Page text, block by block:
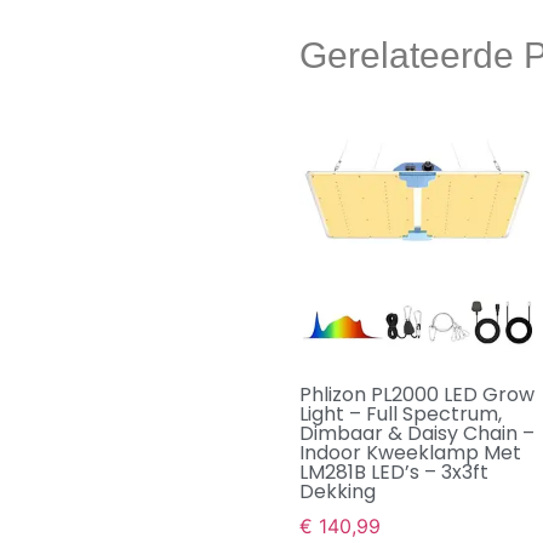
Gerelateerde
Phlizon PL2000 LED Grow
Light – Full Spectrum,
Dimbaar & Daisy Chain –
Indoor Kweeklamp Met
LM281B LED’s – 3x3ft
Dekking
€ 140,99